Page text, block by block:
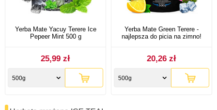
Yerba Mate Yacuy Terere Ice
Pepeer Mint 500 g
25,99 zł
500g
Yerba Mate Green Terere -
najlepsza do picia na zimno!
20,26 zł
500g